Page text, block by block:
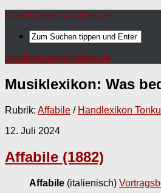
musikwissenschaften.de
musikwissenschaften.de
Musiklexikon: Was
Rubrik: Affabile / Handlexikon
12. Juli 2024
Affabile (1882)
Affabile (italienisch)